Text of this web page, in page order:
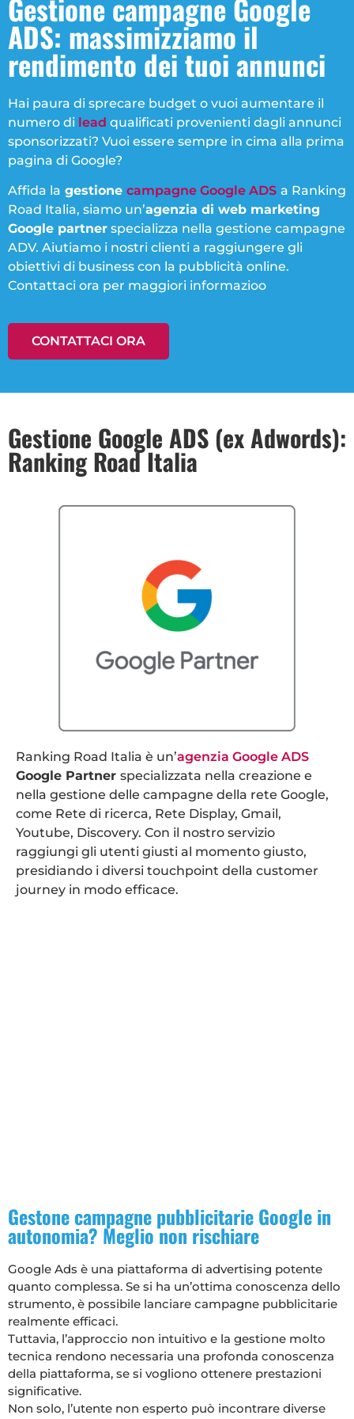
Gestione campagne Google
ADS: massimizziamo il
rendimento dei tuoi annunci
Hai paura di sprecare budget o vuoi aumentare il
numero di lead qualificati provenienti dagli annunci
sponsorizzati? Vuoi essere sempre in cima alla prima
pagina di Google?
Affida la gestione campagne Google ADS a Ranking
Road Italia, siamo un’agenzia di web marketing
Google partner specializza nella gestione campagne
ADV. Aiutiamo i nostri clienti a raggiungere gli
obiettivi di business con la pubblicità online.
Contattaci ora per maggiori informazioo
CONTATTACI ORA
Gestione Google ADS (ex Adwords):
Ranking Road Italia
Ranking Road Italia è un’agenzia Google ADS
Google Partner specializzata nella creazione e
nella gestione delle campagne della rete Google,
come Rete di ricerca, Rete Display, Gmail,
Youtube, Discovery. Con il nostro servizio
raggiungi gli utenti giusti al momento giusto,
presidiando i diversi touchpoint della customer
journey in modo efficace.
Gestone campagne pubblicitarie Google in
autonomia? Meglio non rischiare
Google Ads è una piattaforma di advertising potente
quanto complessa. Se si ha un’ottima conoscenza dello
strumento, è possibile lanciare campagne pubblicitarie
realmente efficaci.
Tuttavia, l’approccio non intuitivo e la gestione molto
tecnica rendono necessaria una profonda conoscenza
della piattaforma, se si vogliono ottenere prestazioni
significative.
Non solo, l’utente non esperto può incontrare diverse